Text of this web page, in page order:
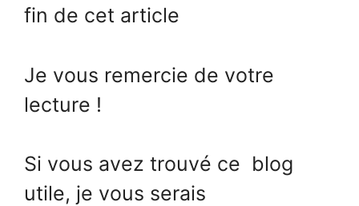
fin de cet article
Je vous remercie de votre
lecture !
Si vous avez trouvé ce blog
utile, je vous serais